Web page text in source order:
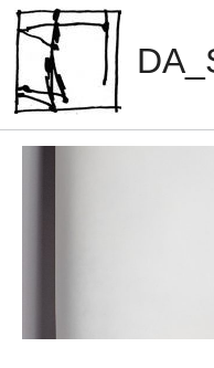
Zum
Inhalt
springen